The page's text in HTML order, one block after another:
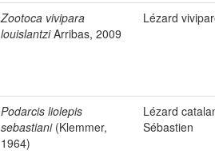
Zootoca vivipara
louislantziArribas, 2009
Lézard
Podarcis liolepis
sebastiani(Klemmer,
1964)
Lézard
Sébastien